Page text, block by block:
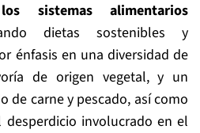
sistemas alimentarios
dietas sostenibles y
énfasis en una diversidad de
de origen vegetal, y un
de carne y pescado, así como
involucrado en el